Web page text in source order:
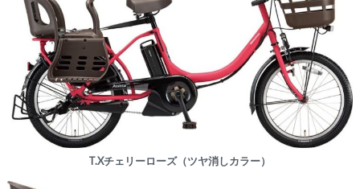
T.Xチェリーローズ（ツヤ消しカラー）